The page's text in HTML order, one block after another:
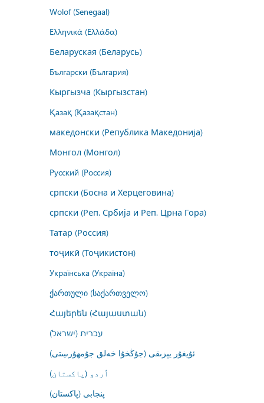
Wolof (Senegaal)
Ελληνικά (Ελλάδα)
Беларуская (Беларусь)
Български (България)
Кыргызча (Кыргызстан)
Қазақ (Қазақстан)
македонски (Република Македонија)
Монгол (Монгол)
Русский (Россия)
српски (Босна и Херцеговина)
српски (Реп. Србија и Реп. Црна Гора)
Татар (Россия)
тоҷикӣ (Тоҷикистон)
Українська (Україна)
ქართული (საქართველო)
Հայերեն (Հայաստան)
עברית (ישראל)
ئۇيغۇر يېزىقى (جۇڭخۇا خەلق جۇمھۇرىيىتى)
اُردو (پاکستان)
پنجابی (پاکستان)